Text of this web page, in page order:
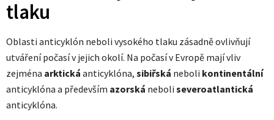
tlaku
Oblasti anticyklón neboli vysokého tlaku zásadně ovlivňují
utváření počasí v jejich okolí. Na počasí v Evropě mají vliv
zejména arktická anticyklóna, sibiřská neboli kontinentální
anticyklóna a především azorská neboli severoatlantická
anticyklóna.